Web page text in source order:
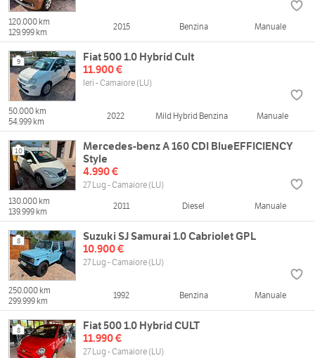
120.000 km
129.999 km
2015 Benzina Manuale
9
Fiat 500 1.0 Hybrid Cult
11.900 €
Ieri - Camaiore (LU)
50.000 km
54.999 km
2022 Mild Hybrid Benzina Manuale
10
Mercedes-benz A 160 CDI BlueEFFICIENCY
Style
4.990 €
27 Lug - Camaiore (LU)
130.000 km
139.999 km
2011 Diesel Manuale
8
Suzuki SJ Samurai 1.0 Cabriolet GPL
10.900 €
27 Lug - Camaiore (LU)
250.000 km
299.999 km
1992 Benzina Manuale
8
Fiat 500 1.0 Hybrid CULT
11.990 €
27 Lug - Camaiore (LU)